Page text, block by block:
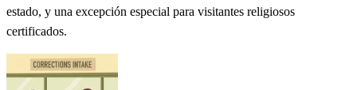
estado, y una excepción especial para visitantes religiosos
certificados.